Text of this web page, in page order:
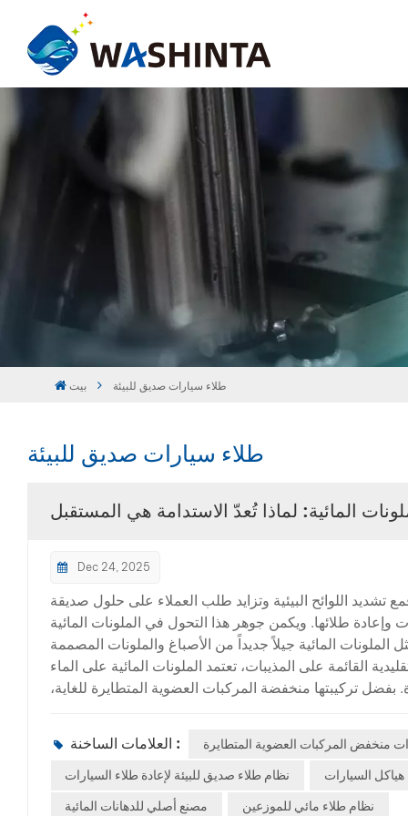
بيت طلاء سيارات صديق للبيئة
طلاء سيارات صديق للبيئة
المائية: لماذا تُعدّ الاستدامة هي المستقبل
Dec 24, 2025
تشديد اللوائح البيئية وتزايد طلب العملاء على حلول صديقة
وإعادة طلائها. ويكمن جوهر هذا التحول في الملونات المائية
الملونات المائية جيلاً جديداً من الأصباغ والملونات المصممة
القائمة على المذيبات، تعتمد الملونات المائية على الماء
تركيبتها منخفضة المركبات العضوية المتطايرة للغاية،
الاستدامة دون التضحية بالأداء. يضمّ مجموعة شاملة من 35 لونًا صلبًا، و16 لونًا من الألومنيوم، و23 لونًا لؤلؤيًا، بالإضافة إلى عوامل تحكّم
المصنّعة الأصلية الحديثة. تضمن قاعدة الراتنج الفريدة
استمرار تطور السياسات البيئية، تُعزز تقنيات الطلاء المائي
العلامات الساخنة : منخفض المركبات العضوية المتطايرة
نظام طلاء صديق للبيئة لإعادة طلاء السيارات
السيارات
مصنع أصلي للدهانات المائية
نظام طلاء مائي للموزعين